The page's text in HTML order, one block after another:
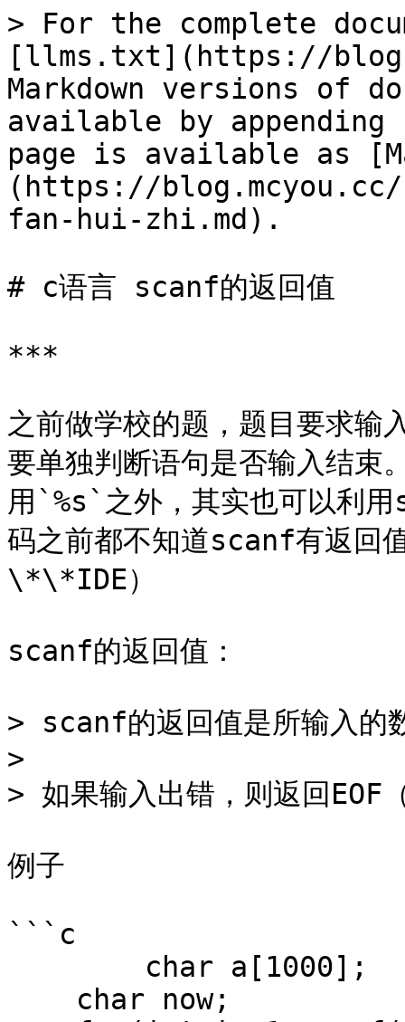
> For the complete
[llms.txt](https://
Markdown versions of
available by
page is available as
(https://
fan-hui-zhi.md).
# c语言 scanf的返回值
***
之前做学校的题，题目要求输
要单独判断语句是否输入结
用`%s`之外，其实也可以利
码之前都不知道scanf有返回
\*\*IDE）
scanf的返回值：
> scanf的返回值是所输入的
>
> 如果输入出错，则返回EOF
例子
```c